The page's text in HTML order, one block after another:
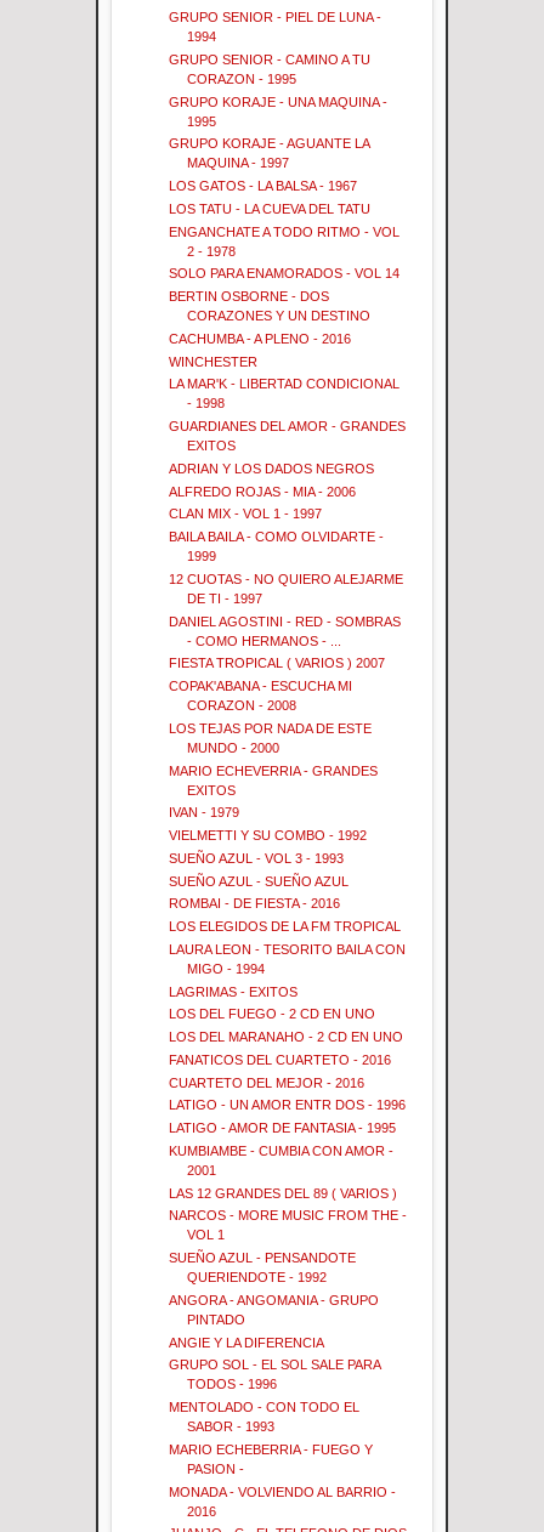
GRUPO SENIOR - PIEL DE LUNA -
1994
GRUPO SENIOR - CAMINO A TU
CORAZON - 1995
GRUPO KORAJE - UNA MAQUINA -
1995
GRUPO KORAJE - AGUANTE LA
MAQUINA - 1997
LOS GATOS - LA BALSA - 1967
LOS TATU - LA CUEVA DEL TATU
ENGANCHATE A TODO RITMO - VOL
2 - 1978
SOLO PARA ENAMORADOS - VOL 14
BERTIN OSBORNE - DOS
CORAZONES Y UN DESTINO
CACHUMBA - A PLENO - 2016
WINCHESTER
LA MAR'K - LIBERTAD CONDICIONAL
- 1998
GUARDIANES DEL AMOR - GRANDES
EXITOS
ADRIAN Y LOS DADOS NEGROS
ALFREDO ROJAS - MIA - 2006
CLAN MIX - VOL 1 - 1997
BAILA BAILA - COMO OLVIDARTE -
1999
12 CUOTAS - NO QUIERO ALEJARME
DE TI - 1997
DANIEL AGOSTINI - RED - SOMBRAS
- COMO HERMANOS - ...
FIESTA TROPICAL ( VARIOS ) 2007
COPAK'ABANA - ESCUCHA MI
CORAZON - 2008
LOS TEJAS POR NADA DE ESTE
MUNDO - 2000
MARIO ECHEVERRIA - GRANDES
EXITOS
IVAN - 1979
VIELMETTI Y SU COMBO - 1992
SUEÑO AZUL - VOL 3 - 1993
SUEÑO AZUL - SUEÑO AZUL
ROMBAI - DE FIESTA - 2016
LOS ELEGIDOS DE LA FM TROPICAL
LAURA LEON - TESORITO BAILA CON
MIGO - 1994
LAGRIMAS - EXITOS
LOS DEL FUEGO - 2 CD EN UNO
LOS DEL MARANAHO - 2 CD EN UNO
FANATICOS DEL CUARTETO - 2016
CUARTETO DEL MEJOR - 2016
LATIGO - UN AMOR ENTR DOS - 1996
LATIGO - AMOR DE FANTASIA - 1995
KUMBIAMBE - CUMBIA CON AMOR -
2001
LAS 12 GRANDES DEL 89 ( VARIOS )
NARCOS - MORE MUSIC FROM THE -
VOL 1
SUEÑO AZUL - PENSANDOTE
QUERIENDOTE - 1992
ANGORA - ANGOMANIA - GRUPO
PINTADO
ANGIE Y LA DIFERENCIA
GRUPO SOL - EL SOL SALE PARA
TODOS - 1996
MENTOLADO - CON TODO EL
SABOR - 1993
MARIO ECHEBERRIA - FUEGO Y
PASION -
MONADA - VOLVIENDO AL BARRIO -
2016